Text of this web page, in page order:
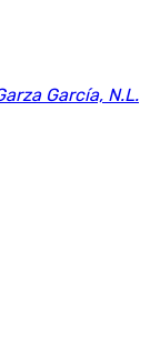
García, N.L.